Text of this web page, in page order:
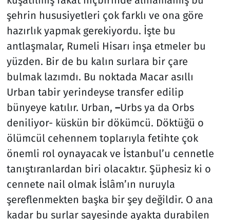
şehrin hususiyetleri çok farklı ve ona göre
hazırlık yapmak gerekiyordu. İşte bu
antlaşmalar, Rumeli Hisarı inşa etmeler bu
yüzden. Bir de bu kalın surlara bir çare
bulmak lazımdı. Bu noktada Macar asıllı
Urban tabir yerindeyse transfer edilip
bünyeye katılır. Urban, –Urbs ya da Orbs
deniliyor- küskün bir dökümcü. Döktüğü o
ölümcül cehennem toplarıyla fetihte çok
önemli rol oynayacak ve İstanbul’u cennetle
tanıştıranlardan biri olacaktır. Şüphesiz ki o
cennete nail olmak İslâm’ın nuruyla
şereflenmekten başka bir şey değildir. O ana
kadar bu surlar sayesinde ayakta durabilen